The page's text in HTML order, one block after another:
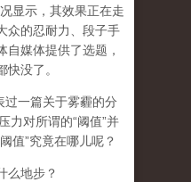
显示，其效果正在走
众的忍耐力、段子手
自媒体提供了选题，
没了。
一篇关于雾霾的分
力对所谓的“阈值”并
值”究竟在哪儿呢？
么地步？